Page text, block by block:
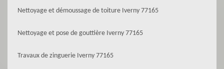
Nettoyage et démoussage de toiture Iverny 77165
Nettoyage et pose de gouttière Iverny 77165
Travaux de zinguerie Iverny 77165